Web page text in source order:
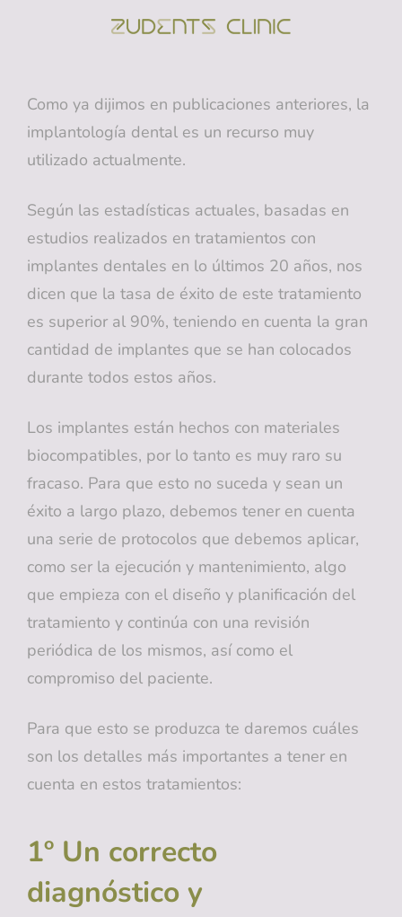
Como ya dijimos en publicaciones anteriores, la
implantología dental es un recurso muy
utilizado actualmente.
Según las estadísticas actuales, basadas en
estudios realizados en tratamientos con
implantes dentales en lo últimos 20 años, nos
dicen que la tasa de éxito de este tratamiento
es superior al 90%, teniendo en cuenta la gran
cantidad de implantes que se han colocados
durante todos estos años.
Los implantes están hechos con materiales
biocompatibles, por lo tanto es muy raro su
fracaso. Para que esto no suceda y sean un
éxito a largo plazo, debemos tener en cuenta
una serie de protocolos que debemos aplicar,
como ser la ejecución y mantenimiento, algo
que empieza con el diseño y planificación del
tratamiento y continúa con una revisión
periódica de los mismos, así como el
compromiso del paciente.
Para que esto se produzca te daremos cuáles
son los detalles más importantes a tener en
cuenta en estos tratamientos:
1º Un correcto
diagnóstico y